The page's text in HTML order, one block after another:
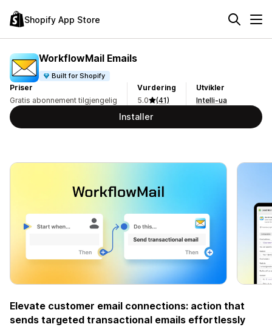
Shopify App Store
WorkflowMail Emails
Built for Shopify
Priser
Gratis abonnement tilgjengelig
Vurdering
5.0
(41)
Utvikler
Intelli-ua
Installer
Elevate customer email connections: action that
sends targeted transactional emails effortlessly